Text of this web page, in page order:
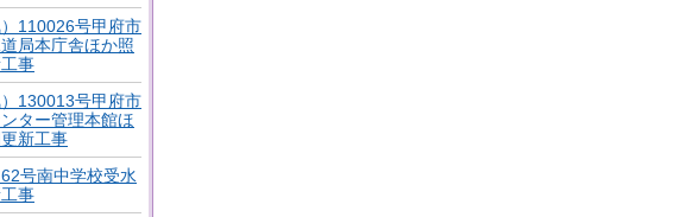
）110026号甲府市
道局本庁舎ほか照
事
）130013号甲府市
ター管理本館ほ
新工事
62号南中学校受水
事